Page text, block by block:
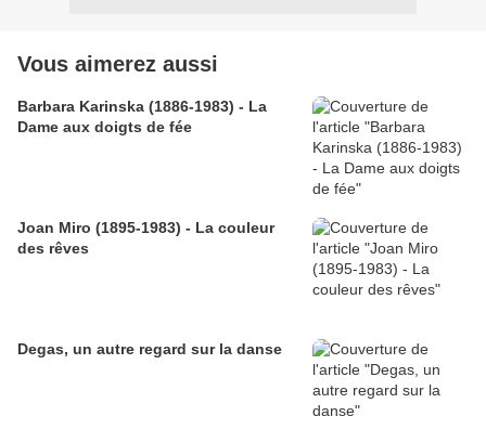
Vous aimerez aussi
Barbara Karinska (1886-1983) - La
Dame aux doigts de fée
Joan Miro (1895-1983) - La couleur
des rêves
Degas, un autre regard sur la danse